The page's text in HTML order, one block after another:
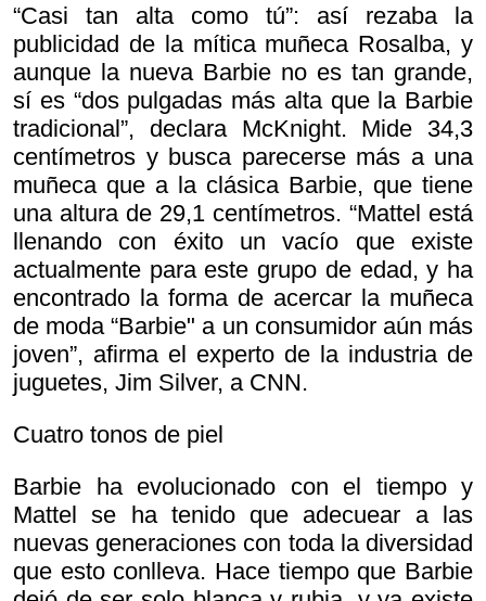
“Casi tan alta como tú”: así rezaba la
publicidad de la mítica muñeca Rosalba, y
aunque la nueva Barbie no es tan grande,
sí es “dos pulgadas más alta que la Barbie
tradicional”, declara McKnight. Mide 34,3
centímetros y busca parecerse más a una
muñeca que a la clásica Barbie, que tiene
una altura de 29,1 centímetros. “Mattel está
llenando con éxito un vacío que existe
actualmente para este grupo de edad, y ha
encontrado la forma de acercar la muñeca
de moda “Barbie" a un consumidor aún más
joven”, afirma el experto de la industria de
juguetes, Jim Silver, a CNN.
Cuatro tonos de piel
Barbie ha evolucionado con el tiempo y
Mattel se ha tenido que adecuear a las
nuevas generaciones con toda la diversidad
que esto conlleva. Hace tiempo que Barbie